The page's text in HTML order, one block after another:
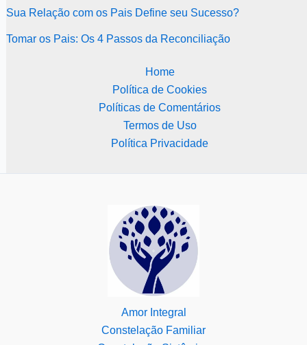
Sua Relação com os Pais Define seu Sucesso?
Tomar os Pais: Os 4 Passos da Reconciliação
Home
Política de Cookies
Políticas de Comentários
Termos de Uso
Política Privacidade
Amor Integral
Constelação Familiar